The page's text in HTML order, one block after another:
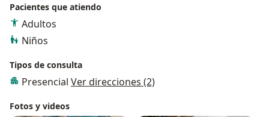
Pacientes que atiendo
Adultos
Niños
Tipos de consulta
Presencial Ver direcciones (2)
Fotos y videos